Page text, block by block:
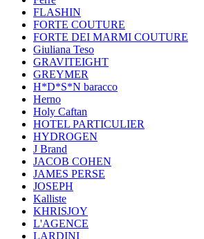
FLASHIN
FORTE COUTURE
FORTE DEI MARMI COUTURE
Giuliana Teso
GRAVITEIGHT
GREYMER
H*D*S*N baracco
Herno
Holy Caftan
HOTEL PARTICULIER
HYDROGEN
J Brand
JACOB COHEN
JAMES PERSE
JOSEPH
Kalliste
KHRISJOY
L'AGENCE
LARDINI